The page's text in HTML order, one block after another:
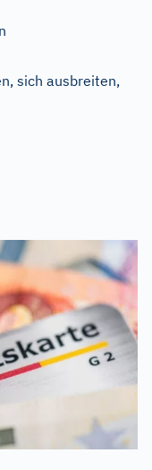
sich ausbreiten,